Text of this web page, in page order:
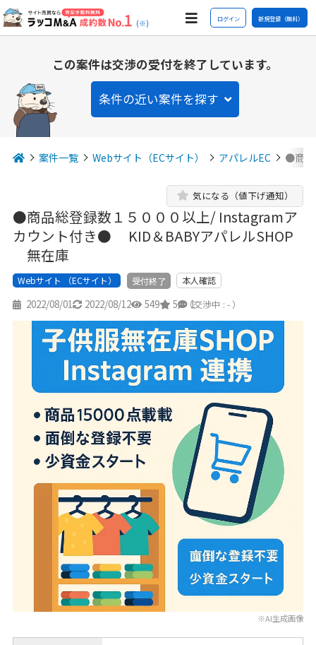
(※) ログイン 新規登録（無料）
この案件は交渉の受付を終了しています。
条件の近い案件を探す
案件一覧 Webサイト（ECサイト） アパレルEC ●商品
●商品総登録数１５０００以上/ Instagramア
カウント付き● KID＆BABYアパレルSHOP
無在庫
気になる（値下げ通知）
Webサイト （ECサイト） 受付終了 本人確認
2022/08/01 2022/08/12 549 5 1
（交渉中 : - ）
※AI生成画像